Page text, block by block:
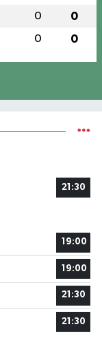
0 0
0 0
21:30
19:00
19:00
21:30
21:30